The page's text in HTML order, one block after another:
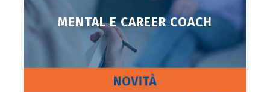
MENTAL E CAREER COACH